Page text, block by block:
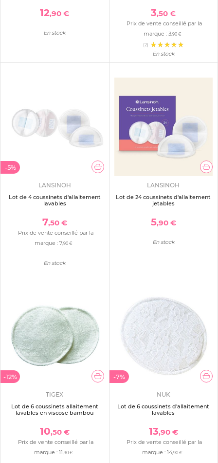
12,90 €
En stock
3,50 €
Prix de vente conseillé par la
marque : 3,90 €
(2)
En stock
-5%
LANSINOH
Lot de 4 coussinets d'allaitement
lavables
7,50 €
Prix de vente conseillé par la
marque :7 ,90 €
En stock
LANSINOH
Lot de 24 coussinets d'allaitement
jetables
5,90 €
En stock
-12%
TIGEX
Lot de 6 coussinets allaitement
lavables en viscose bambou
10,50 €
Prix de vente conseillé par la
marque :11 ,90 €
-7%
NUK
Lot de 6 coussinets d'allaitement
lavables
13,90 €
Prix de vente conseillé par la
marque :14 ,90 €